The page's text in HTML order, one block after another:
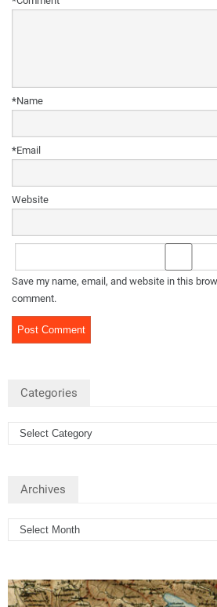
Name
*
Email
*
Website
Save my name, email, and website in this
comment.
Categories
Archives